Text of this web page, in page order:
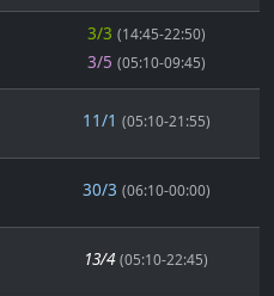
3/3 (14:45-22:50)
3/5 (05:10-09:45)
11/1 (05:10-21:55)
30/3 (06:10-00:00)
13/4 (05:10-22:45)